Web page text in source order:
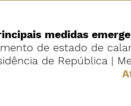
medidas
de estado de
de República |